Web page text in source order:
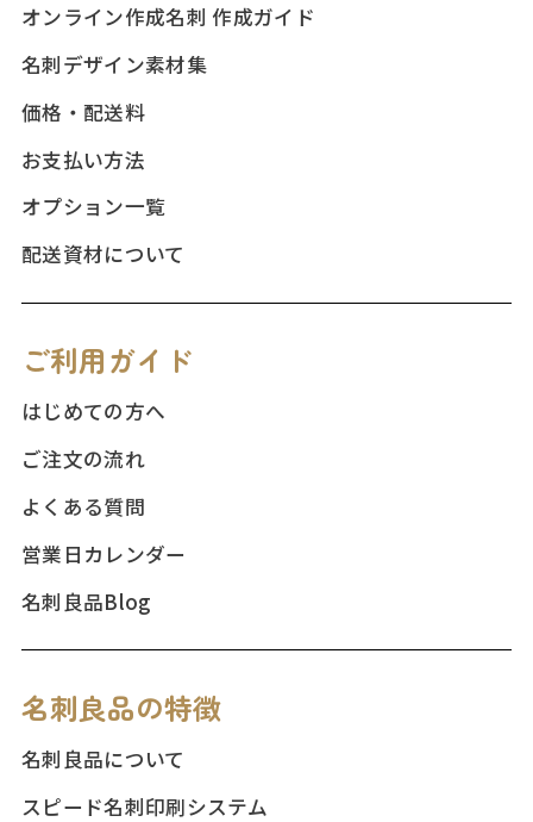
オンライン作成名刺 作成ガイド
名刺デザイン素材集
価格・配送料
お支払い方法
オプション一覧
配送資材について
ご利用ガイド
はじめての方へ
ご注文の流れ
よくある質問
営業日カレンダー
名刺良品Blog
名刺良品の特徴
名刺良品について
スピード名刺印刷システム